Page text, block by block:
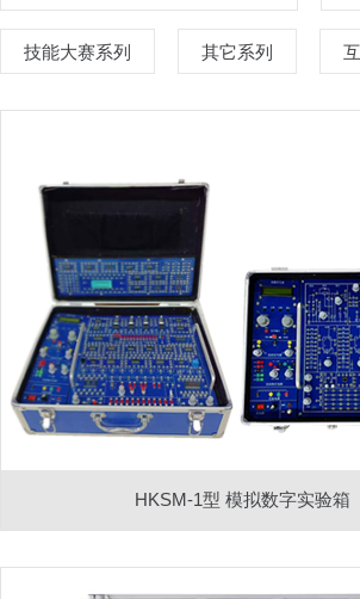
技能大赛系列 其它系列
HKSM-1型 模拟数字实验箱